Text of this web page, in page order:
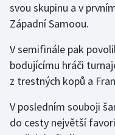
Vodní slalom
Volejbal
Ostatní
svou skupinu a v
Západní Samoou.
V semifinále pak
bodujícímu hráči
z trestných kopů a
V posledním souboji
do cesty největší